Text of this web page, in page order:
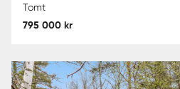
Tomt
795 000 kr